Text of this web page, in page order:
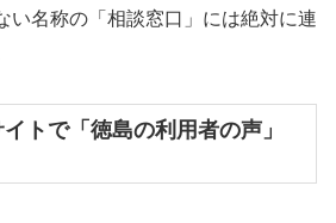
い名称の「相談窓口」には絶対に連
トで「徳島の利用者の声」